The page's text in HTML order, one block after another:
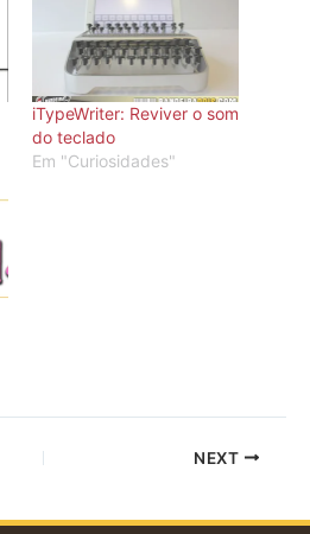
iTypeWriter: Reviver o som
do teclado
Em "Curiosidades"
NEXT